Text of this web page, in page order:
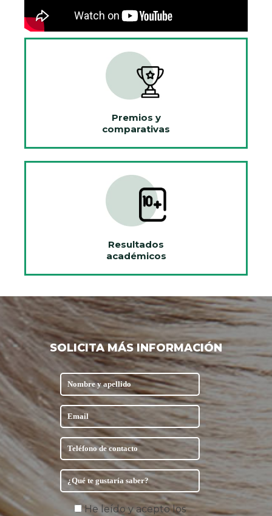
Premios y
comparativas
Resultados
académicos
SOLICITA MÁS INFORMACIÓN
He leído y acepto los